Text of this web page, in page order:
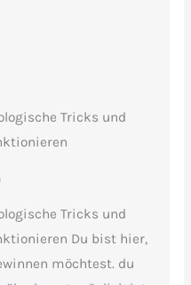
Tricks und
Tricks und
Du bist hier,
möchtest. du